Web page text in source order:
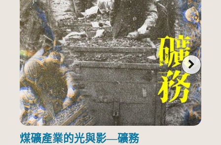
煤礦產業的光與影—礦務